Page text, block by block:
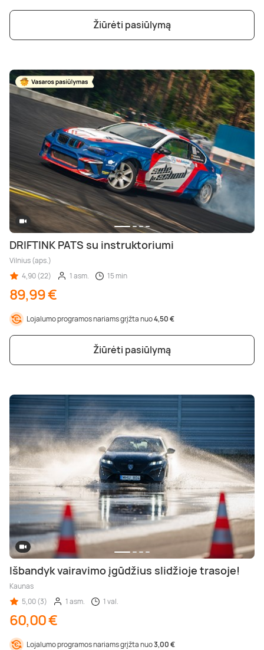
Žiūrėti pasiūlymą
DRIFTINK PATS su instruktoriumi
Vilnius (aps.)
4,90 (22)
1 asm. 15 min
89,99 €
Lojalumo programos nariams grįžta nuo4,50 €
Žiūrėti pasiūlymą
Išbandyk vairavimo įgūdžius slidžioje trasoje!
Kaunas
5,00 (3)
1 asm. 1 val.
60,00 €
Lojalumo programos nariams grįžta nuo3,00 €